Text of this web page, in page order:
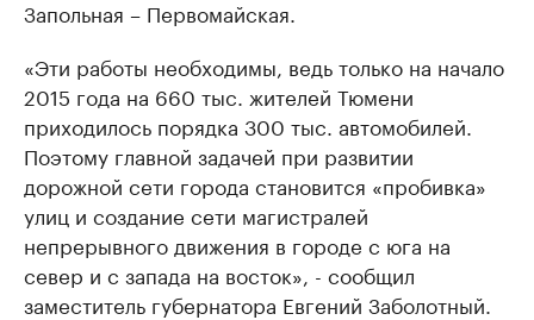
Запольная – Первомайская.
«Эти работы необходимы, ведь только на начало
2015 года на 660 тыс. жителей Тюмени
приходилось порядка 300 тыс. автомобилей.
Поэтому главной задачей при развитии
дорожной сети города становится «пробивка»
улиц и создание сети магистралей
непрерывного движения в городе с юга на
север и с запада на восток», - сообщил
заместитель губернатора Евгений Заболотный.